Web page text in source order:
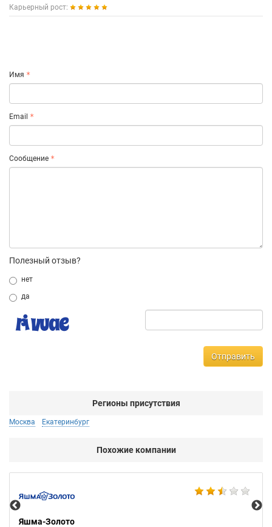
Карьерный рост:
Имя
Email
Сообщение
Полезный отзыв?
нет
да
Отправить
Регионы присутствия
Москва Екатеринбург
Похожие компании
Яшма-Золото